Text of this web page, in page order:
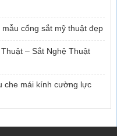
cổng sắt mỹ thuật đẹp
– Sắt Nghệ Thuật
che mái kính cường lực